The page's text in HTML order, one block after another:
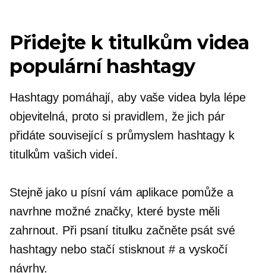
Přidejte k titulkům videa
populární hashtagy
Hashtagy pomáhají, aby vaše videa byla lépe
objevitelná, proto si pravidlem, že jich pár
přidátesouvisející s průmyslem hashtagy k
titulkům vašich videí.
Stejně jako u písní vám aplikace pomůže a
navrhne možné značky, které byste měli
zahrnout. Při psaní titulku začněte psát své
hashtagy nebo stačí stisknout # a vyskočí
návrhy.